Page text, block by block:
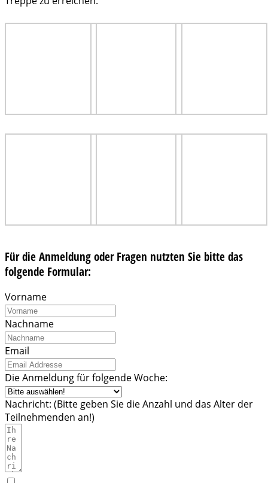
Für die Anmeldung oder Fragen nutzten Sie bitte das
folgende Formular:
Vorname
Nachname
Email
Die Anmeldung für folgende Woche:
Nachricht: (Bitte geben Sie die Anzahl und das Alter der
Teilnehmenden an!)